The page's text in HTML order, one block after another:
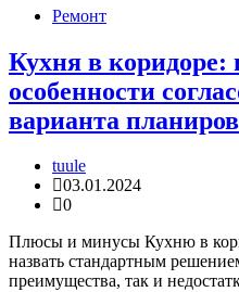
Ремонт
Кухня в
особенности
варианта
tuule
03.01.2024
0
Плюсы и минусы Кухню в
назвать стандартным
преимущества, так и